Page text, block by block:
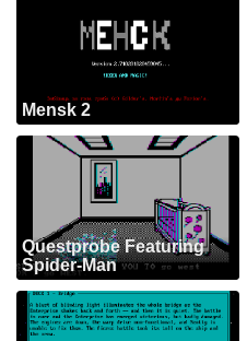
Mensk 2
Questprobe Featuring
Spider-Man